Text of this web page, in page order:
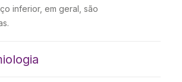
inferior, em geral, são